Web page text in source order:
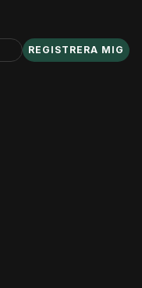
REGISTRERA MIG